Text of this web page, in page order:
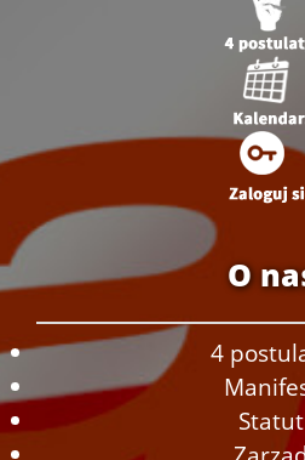
O
4
Statut